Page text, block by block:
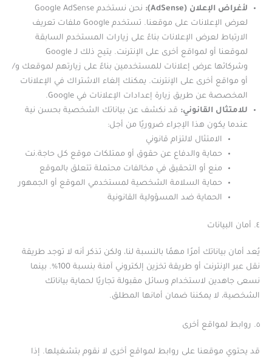
لأغراض الإعلان (AdSense):
نحن نستخدم Google AdSense
لعرض الإعلانات على موقعنا. تستخدم Google ملفات تعريف
الارتباط لعرض الإعلانات بناءً على زيارات المستخدم السابقة
لموقعنا أو لمواقع أخرى على الإنترنت. يتيح ذلك لـ Google
وشركائها عرض إعلانات للمستخدمين بناءً على زيارتهم لموقعك و/
أو مواقع أخرى على الإنترنت. يمكنك إلغاء الاشتراك في الإعلانات
المخصصة عن طريق زيارة إعدادات الإعلانات في Google.
للامتثال القانوني: قد نكشف عن بياناتك الشخصية بحسن نية
عندما يكون هذا الإجراء ضروريًا من أجل:
الامتثال لالتزام قانوني
حماية والدفاع عن حقوق أو ممتلكات موقع كل حاجة.نت
منع أو التحقيق في مخالفات محتملة تتعلق بالموقع
حماية السلامة الشخصية لمستخدمي الموقع أو الجمهور
الحماية ضد المسؤولية القانونية
٤. أمان البيانات
يُعد أمان بياناتك أمرًا مهمًا بالنسبة لنا، ولكن تذكر أنه لا توجد طريقة
نقل عبر الإنترنت أو طريقة تخزين إلكتروني آمنة بنسبة 100%. بينما
نسعى جاهدين لاستخدام وسائل مقبولة تجاريًا لحماية بياناتك
الشخصية، لا يمكننا ضمان أمانها المطلق.
٥. روابط لمواقع أخرى
قد يحتوي موقعنا على روابط لمواقع أخرى لا نقوم بتشغيلها. إذا